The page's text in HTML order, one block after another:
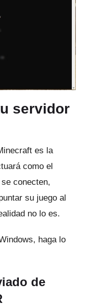
servidor
es la
como el
conecten,
su juego al
no lo es.
haga lo
de